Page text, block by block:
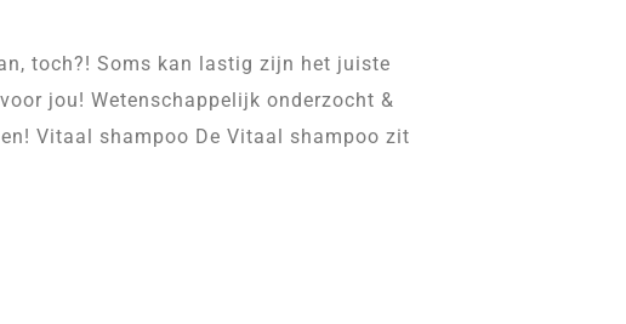
toch?! Soms kan lastig zijn het juiste
jou! Wetenschappelijk onderzocht &
Vitaal shampoo De Vitaal shampoo zit